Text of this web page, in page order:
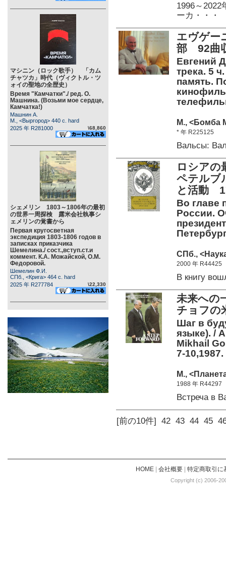
マシニン（ロック歌手） 「カム
チャツカ」時代（ヴィクトル・ツ
ォイの聖地の全歴史）
Время "Камчатки"./ ред. О.
Машнина. (Возьми мое сердце,
Камчатка!)
Машнин А.
М., <Выргород> 440 c. hard
2025 年 R281000
\68,860
シェメリン 1803～1806年の最初
の世界一周探検 露米会社執事シ
ェメリンの覚書から
Первая кругосветная
экспедиция 1803-1806 годов в
записках приказчика
Шемелина./ сост.,вступ.ст.и
коммент. К.А. Можайской, О.М.
Федоровой.
Шемелин Ф.И.
СПб., <Крига> 464 c. hard
2025 年 R277784
\22,330
1996～2022
ーカ・・・
エヴゲ
部 92
Евгений
трека. 5
память.
М., <Бомба
* 年 R225125
Вальсы:
ロシアの
ペテルブ
と活動
Во главе
России.
СПб.,
2000 年 R44425
В книгу
未来への
チョフの
Шаг в
языке). /
Mikhail
7-
М.,
1988 年 R44297
Встреча в
[前の10件] 42 43 44 45
HOME| 会社概要| 特定商取引に
Copyright (c) 2006-